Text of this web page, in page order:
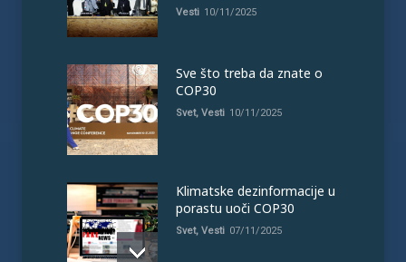
Vesti 10/11/2025
Sve što treba da znate o
COP30
Svet, Vesti 10/11/2025
Klimatske dezinformacije u
porastu uoči COP30
Svet, Vesti 07/11/2025